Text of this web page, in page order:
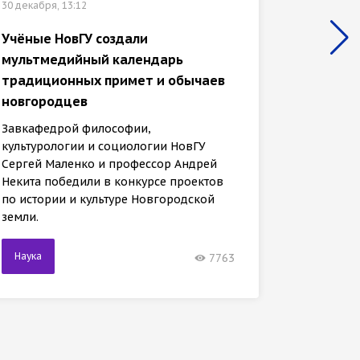
30 декабря, 13:12
Учёные НовГУ создали
мультмедийный календарь
традиционных примет и обычаев
новгородцев
Завкафедрой философии,
культурологии и социологии НовГУ
Сергей Маленко и профессор Андрей
Некита победили в конкурсе проектов
по истории и культуре Новгородской
земли.
Наука 7763